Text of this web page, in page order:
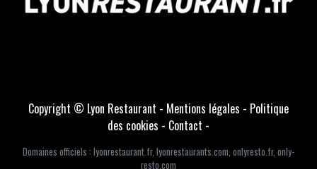
Copyright © Lyon Restaurant - Mentions légales - Politique
des cookies - Contact -
Domaines officiels : lyonrestaurant.fr, lyonrestaurants.com, onlyresto.fr, only-
resto.com